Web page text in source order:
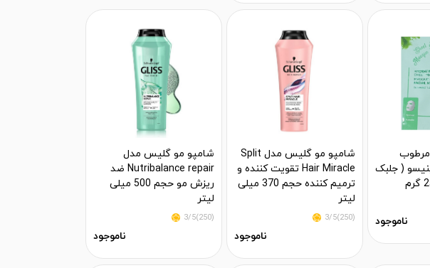
( جلبک
ناموجود
شامپو مو گلیس مدل Split
Hair Miracle تقویت کننده و
ترمیم کننده حجم 370 میلی
لیتر
(250)3/5
ناموجود
شامپو مو گلیس مدل
Nutribalance repair ضد
ریزش مو حجم 500 میلی
لیتر
(250)3/5
ناموجود